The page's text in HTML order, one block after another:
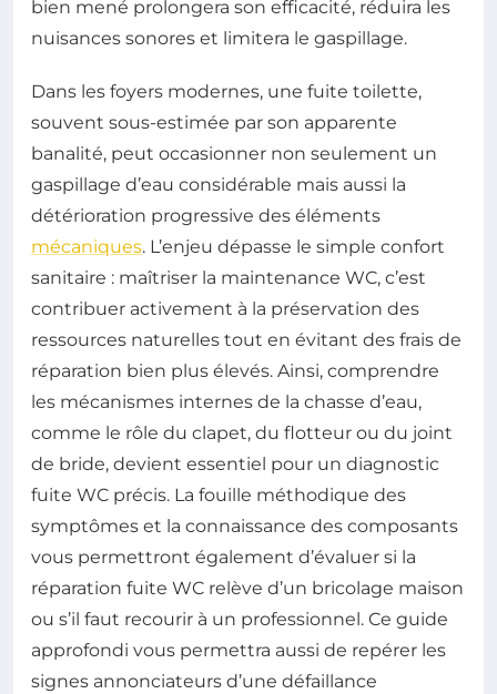
bien mené prolongera son efficacité, réduira les
nuisances sonores et limitera le gaspillage.
Dans les foyers modernes, une fuite toilette,
souvent sous-estimée par son apparente
banalité, peut occasionner non seulement un
gaspillage d’eau considérable mais aussi la
détérioration progressive des éléments
mécaniques. L’enjeu dépasse le simple confort
sanitaire : maîtriser la maintenance WC, c’est
contribuer activement à la préservation des
ressources naturelles tout en évitant des frais de
réparation bien plus élevés. Ainsi, comprendre
les mécanismes internes de la chasse d’eau,
comme le rôle du clapet, du flotteur ou du joint
de bride, devient essentiel pour un diagnostic
fuite WC précis. La fouille méthodique des
symptômes et la connaissance des composants
vous permettront également d’évaluer si la
réparation fuite WC relève d’un bricolage maison
ou s’il faut recourir à un professionnel. Ce guide
approfondi vous permettra aussi de repérer les
signes annonciateurs d’une défaillance